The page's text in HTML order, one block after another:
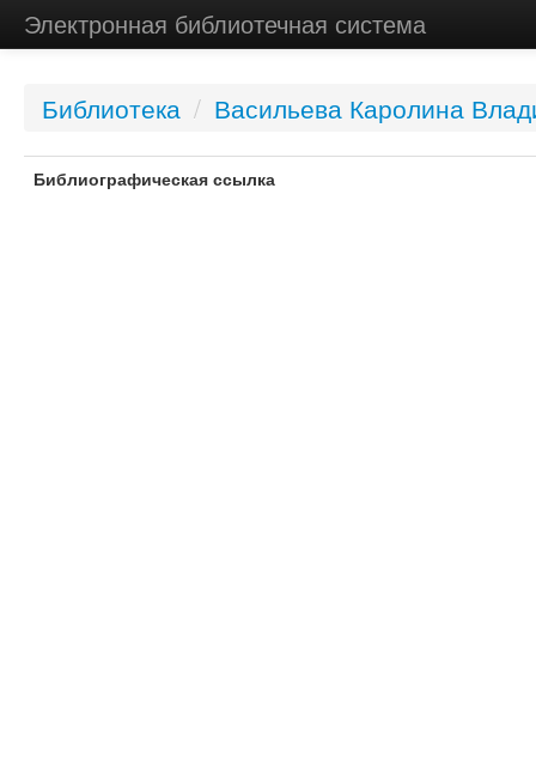
Электронная библиотечная система
Библиотека / Васильева Каролина
Библиографическая ссылка